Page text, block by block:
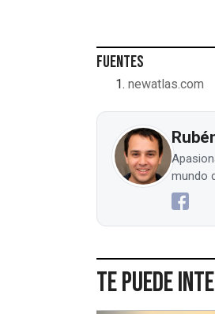
Fuentes
newatlas.com
mundo
Te puede